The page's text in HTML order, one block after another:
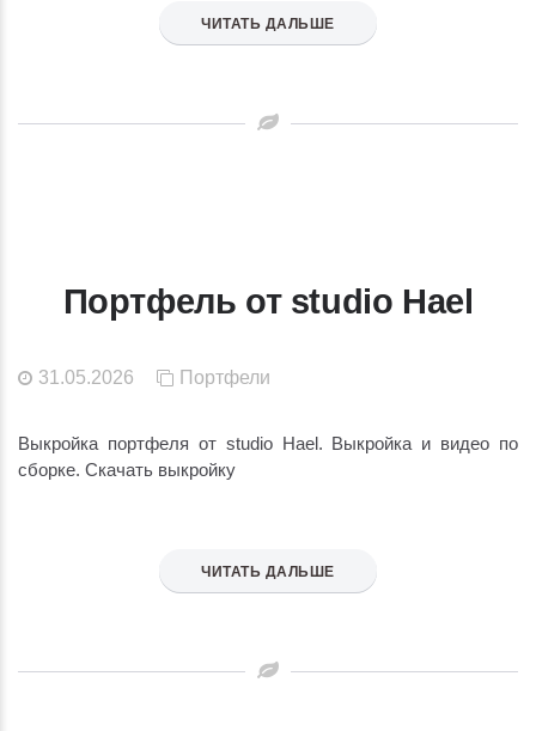
ЧИТАТЬ ДАЛЬШЕ
Портфель от studio Hael
31.05.2026 Портфели
Выкройка портфеля от studio Hael. Выкройка и видео по
сборке. Скачать выкройку
ЧИТАТЬ ДАЛЬШЕ